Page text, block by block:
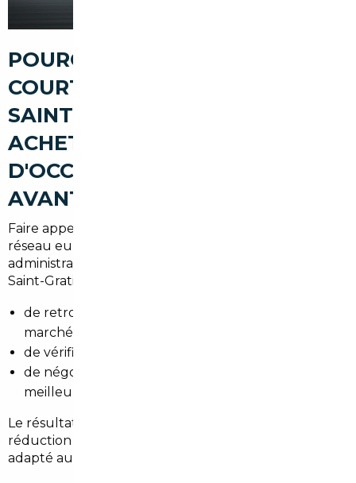
POURQUOI PASSER PAR UN
COURTIER AUTOMOBILE À
SAINT-GRATIEN POUR
ACHETER UNE VOITURE
D'OCCASION (FIABILITÉ,
AVANTAGES, SÉCURISATION)
Faire appel à un courtier local, c'est bénéficier d'un
réseau européen, d'un accompagnement
administratif et d'une sécurisation des transactions. À
Saint-Gratien, un courtier permet :
de retrouver des véhicules moins chers que sur le
marché français,
de vérifier l'historique et la conformité avant achat,
de négocier au nom de l'acheteur pour obtenir le
meilleur prix.
Le résultat : moins de stress pour l'acheteur,
réduction du risque d'arnaque et un suivi local
adapté aux contraintes du Val-d'Oise.